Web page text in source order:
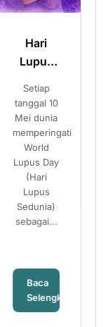
Kehamilan
Pilihan
Setelah
Mengetahui
Risiko
Thalassemia
Pilihan
Setelah
Mengetahui
Risiko
Thalassemia
Banyak
pasangan
mempersiapkan
kehamilan...
Baca